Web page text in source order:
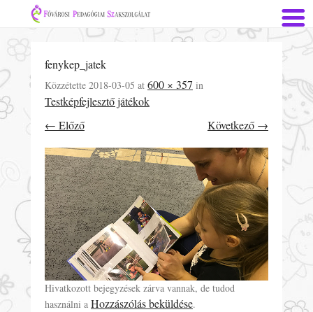
fenykep_jatek
Közzétette 2018-03-05 at 600 × 357 in
Testképfejlesztő játékok
← Előző
Következő →
Hivatkozott bejegyzések zárva vannak, de tudod
használni a Hozzászólás beküldése.